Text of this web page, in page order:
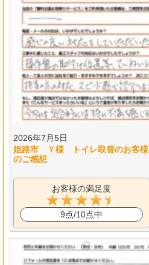
2026年7月5日
姫路市 Ｙ様 トイレ取替のお客様
のご感想
お客様の満足度
9点/10点中